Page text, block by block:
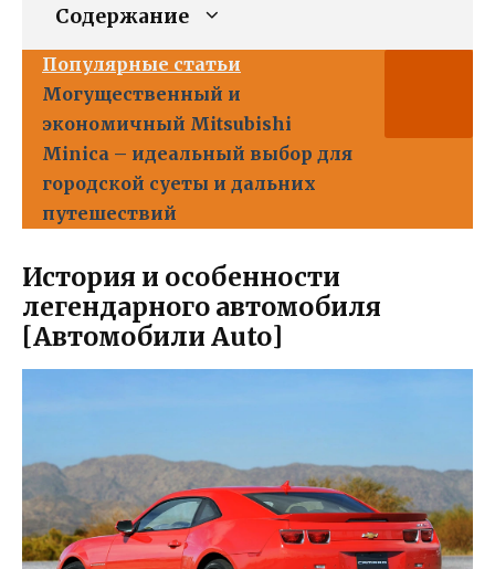
Содержание
Популярные статьи
Могущественный и
экономичный Mitsubishi
Minica – идеальный выбор для
городской суеты и дальних
путешествий
История и особенности
легендарного автомобиля
[Автомобили Auto]